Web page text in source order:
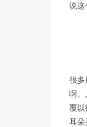
说这
很多
啊、
覆以
耳朵